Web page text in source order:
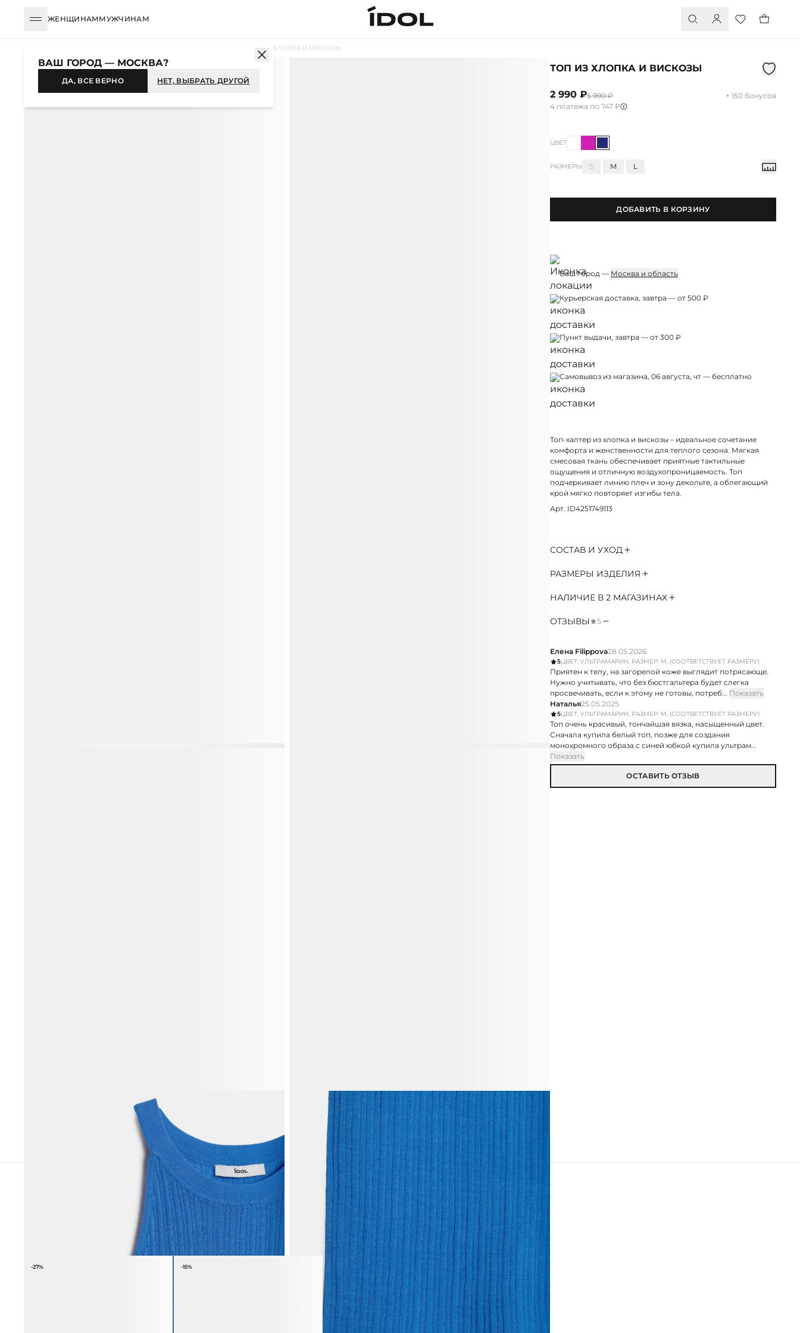
ЖЕНЩИНАММУЖЧИНАМ
ТОП ИЗ ХЛОПКА И ВИСКОЗЫ
ТОП ИЗ ХЛОПКА И ВИСКОЗЫ
2 990 ₽5 990 ₽
+ 150 бонусов
4 платежа по 747 ₽
ЦВЕТ
РАЗМЕРЫ S M L
ДОБАВИТЬ В КОРЗИНУ
Ваш город — Москва и область
Курьерская доставка, завтра — от 500 ₽
Пункт выдачи, завтра — от 300 ₽
Самовывоз из магазина, 06 августа, чт — бесплатно
Топ-халтер из хлопка и вискозы – идеальное сочетание
комфорта и женственности для теплого сезона. Мягкая
смесовая ткань обеспечивает приятные тактильные
ощущения и отличную воздухопроницаемость. Топ
подчеркивает линию плеч и зону декольте, а облегающий
крой мягко повторяет изгибы тела.
Арт. ID4251749113
СОСТАВ И УХОД
РАЗМЕРЫ ИЗДЕЛИЯ
НАЛИЧИЕ В 2 МАГАЗИНАХ
ОТЗЫВЫ 5
Елена Filippova28.05.2026
5ЦВЕТ: УЛЬТРАМАРИН, РАЗМЕР: M, (СООТВЕТСТВУЕТ РАЗМЕРУ)
Приятен к телу, на загорелой коже выглядит потрясающе.
Нужно учитывать, что без бюстгальтера будет слегка
просвечивать, если к этому не готовы, потреб... Показать
Наталья25.05.2025
5ЦВЕТ: УЛЬТРАМАРИН, РАЗМЕР: M, (СООТВЕТСТВУЕТ РАЗМЕРУ)
Топ очень красивый, тончайшая вязка, насыщенный цвет.
Сначала купила белый топ, позже для создания
монохромного образа с синей юбкой купила ультрам...
Показать
ОСТАВИТЬ ОТЗЫВ
-27% -15%
ВАШ ГОРОД — МОСКВА?
ДА, ВСЕ ВЕРНО НЕТ, ВЫБРАТЬ ДРУГОЙ